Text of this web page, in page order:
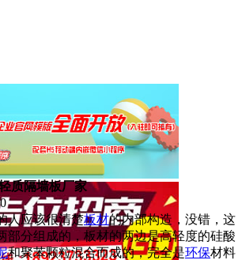
质隔墙板厂家
人应该很清楚板材的内部构造，没错，这
部分组成的，板材的两边是高轻度的硅酸
和聚苯颗粒混合而成的，完全是环保材料